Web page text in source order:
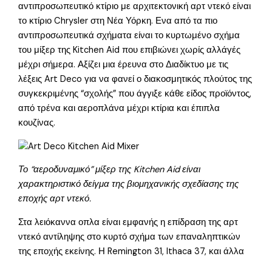
αντιπροσωπευτικό κτίριο με αρχιτεκτονική αρτ ντεκό είναι
το κτίριο Chrysler στη Νέα Υόρκη. Ενα από τα πιο
αντιπροσωπευτικά σχήματα είναι το κυρτωμένο σχήμα
του μίξερ της Kitchen Aid που επιβιώνει χωρίς αλλάγές
μέχρι σήμερα. Αξίζει μια έρευνα στο Διαδίκτυο με τις
λέξεις Art Deco για να φανεί ο διακοσμητικός πλούτος της
συγκεκριμένης “σχολής” που άγγιξε κάθε είδος προϊόντος,
από τρένα και αεροπλάνα μέχρι κτίρια και έπιπλα
κουζίνας.
Το “αεροδυναμικό” μίξερ της Kitchen Aid είναι
χαρακτηριστικό δείγμα της βιομηχανικής σχεδίασης της
εποχής αρτ ντεκό.
Στα λειόκαννα οπλα είναι εμφανής η επίδραση της αρτ
ντεκό αντίληψης στο κυρτό σχήμα των επαναληπτικών
της εποχής εκείνης. Η Remington 31, Ithaca 37, και άλλα